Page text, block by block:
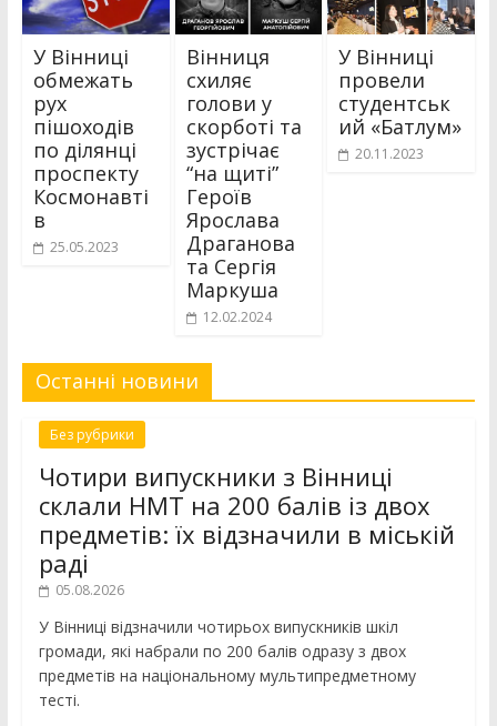
У Вінниці
обмежать
рух
пішоходів
по ділянці
проспекту
Космонавті
в
25.05.2023
Вінниця
схиляє
голови у
скорботі та
зустрічає
“на щиті”
Героїв
Ярослава
Драганова
та Сергія
Маркуша
12.02.2024
У Вінниці
провели
студентськ
ий «Батлум»
20.11.2023
Останні новини
Без рубрики
Чотири випускники з Вінниці
склали НМТ на 200 балів із двох
предметів: їх відзначили в міській
раді
05.08.2026
У Вінниці відзначили чотирьох випускників шкіл
громади, які набрали по 200 балів одразу з двох
предметів на національному мультипредметному
тесті.